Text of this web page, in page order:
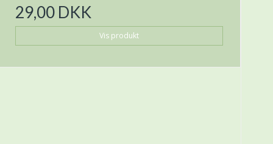
29,00 DKK
Vis produkt